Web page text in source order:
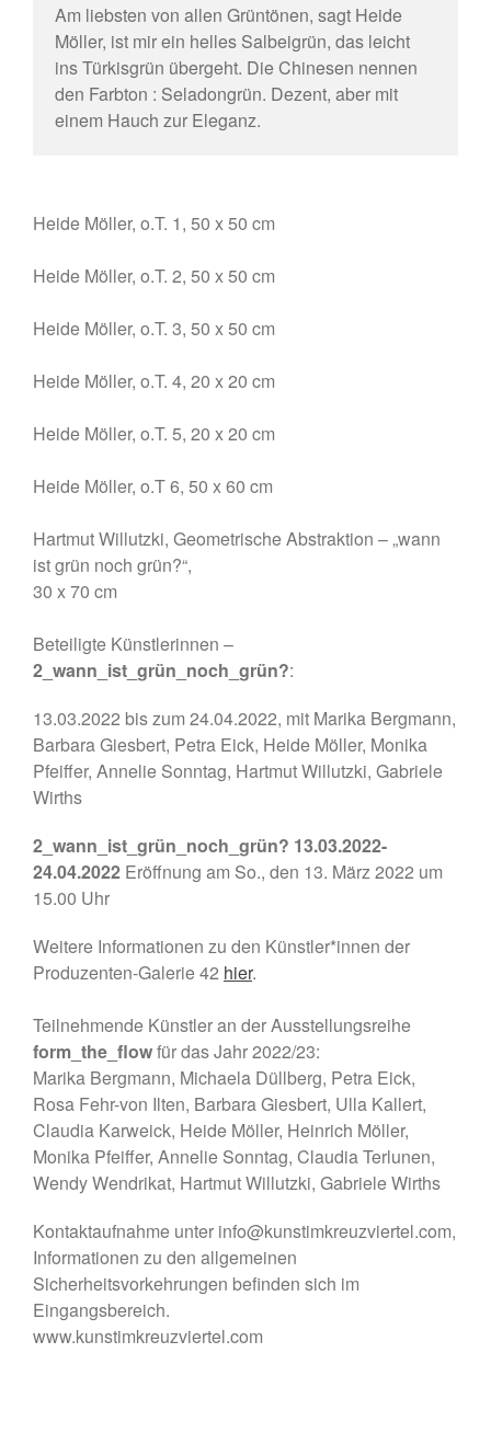
Am liebsten von allen Grüntönen, sagt Heide
Möller, ist mir ein helles Salbeigrün, das leicht
ins Türkisgrün übergeht. Die Chinesen nennen
den Farbton : Seladongrün. Dezent, aber mit
einem Hauch zur Eleganz.
Heide Möller, o.T. 1, 50 x 50 cm
Heide Möller, o.T. 2, 50 x 50 cm
Heide Möller, o.T. 3, 50 x 50 cm
Heide Möller, o.T. 4, 20 x 20 cm
Heide Möller, o.T. 5, 20 x 20 cm
Heide Möller, o.T 6, 50 x 60 cm
Hartmut Willutzki, Geometrische Abstraktion – „wann
ist grün noch grün?“,
30 x 70 cm
Beteiligte Künstlerinnen –
2_wann_ist_grün_noch_grün?:
13.03.2022 bis zum 24.04.2022, mit Marika Bergmann,
Barbara Giesbert, Petra Eick, Heide Möller, Monika
Pfeiffer, Annelie Sonntag, Hartmut Willutzki, Gabriele
Wirths
2_wann_ist_grün_noch_grün? 13.03.2022-
24.04.2022 Eröffnung am So., den 13. März 2022 um
15.00 Uhr
Weitere Informationen zu den Künstler*innen der
Produzenten-Galerie 42 hier.
Teilnehmende Künstler an der Ausstellungsreihe
form_the_flowfür das Jahr 2022/23:
Marika Bergmann, Michaela Düllberg, Petra Eick,
Rosa Fehr-von Ilten, Barbara Giesbert, Ulla Kallert,
Claudia Karweick, Heide Möller, Heinrich Möller,
Monika Pfeiffer, Annelie Sonntag, Claudia Terlunen,
Wendy Wendrikat, Hartmut Willutzki, Gabriele Wirths
Kontaktaufnahme unter info@kunstimkreuzviertel.com,
Informationen zu den allgemeinen
Sicherheitsvorkehrungen befinden sich im
Eingangsbereich.
www.kunstimkreuzviertel.com